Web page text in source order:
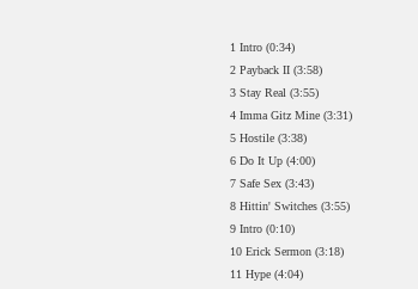
1 Intro (0:34)
2 Payback II (3:58)
3 Stay Real (3:55)
4 Imma Gitz Mine (3:31)
5 Hostile (3:38)
6 Do It Up (4:00)
7 Safe Sex (3:43)
8 Hittin' Switches (3:55)
9 Intro (0:10)
10 Erick Sermon (3:18)
11 Hype (4:04)